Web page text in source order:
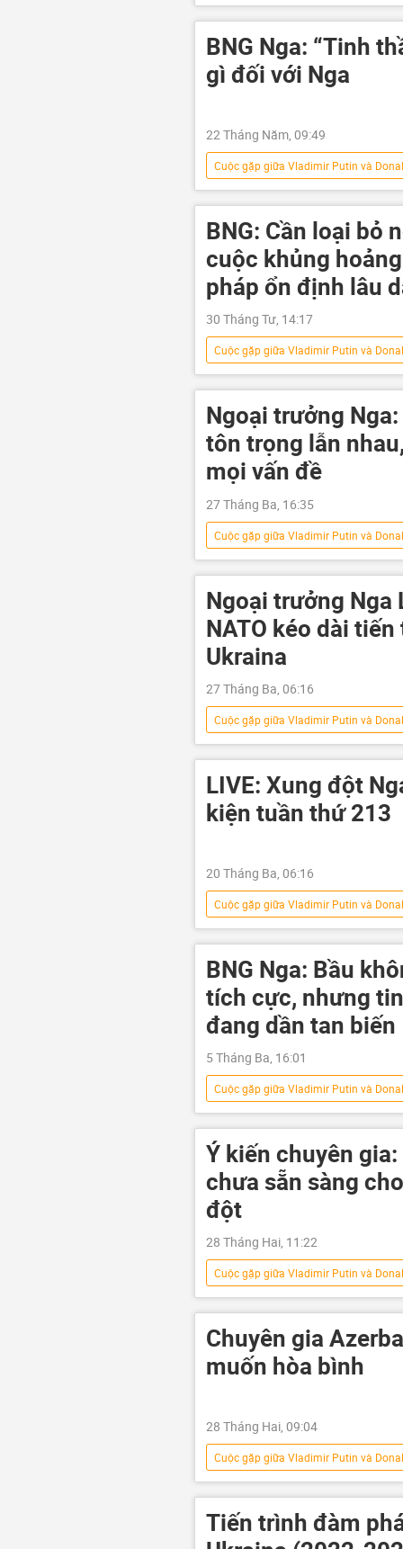
Thế giới
Nga
Alaska
xung đột
Cuộc khủng hoảng ở Ukraina
EU
BNG Nga: “Tinh
gì đối với Nga
22 Tháng Năm, 09:49
Cuộc gặp giữa Vladimir Putin và
Sergei Ryabkov
Hoa Kỳ
Vladimir Putin
Alaska
BNG: Cần loại bỏ
cuộc khủng
pháp ổn định lâu
30 Tháng Tư, 14:17
Cuộc gặp giữa Vladimir Putin và
Nga
Bộ Ngoại giao Nga
Cuộc khủng hoảng ở Ukraina
Hoa Kỳ
đàm phán
Ngoại trưởng
tôn trọng lẫn
mọi vấn đề
27 Tháng Ba, 16:35
Cuộc gặp giữa Vladimir Putin và
Hoa Kỳ
Donald Trump
Sergey Lavrov
Ngoại trưởng Nga
NATO kéo dài
Ukraina
27 Tháng Ba, 06:16
Cuộc gặp giữa Vladimir Putin và
Thế giới
Nga
EU
NATO Donald
LIVE: Xung đột
kiện tuần thứ 213
20 Tháng Ba, 06:16
Cuộc gặp giữa Vladimir Putin và
Đàm phán Nga-Ukraina tại Istanbul -
Quân đội Ukraina
Ukraina
Bộ Công thương Nga
Quân
Sáp nhập DNR, LNR, Zaporozhye và
Donetsk
BNG Nga: Bầu
tích cực, nhưng
đang dần tan biến
5 Tháng Ba, 16:01
Cuộc gặp giữa Vladimir Putin và
Thế giới
Chính trị
Cuộc khủng hoảng ở Ukraina
phương Tây
Vladimir Putin
Ý kiến chuyên
chưa sẵn sàng
đột
28 Tháng Hai, 11:22
Cuộc gặp giữa Vladimir Putin và
Cuộc khủng hoảng ở Ukraina
xung đột quân sự
xung đột
Yury Ushakov
Chiến dịch
Chuyên gia
muốn hòa bình
28 Tháng Hai, 09:04
Cuộc gặp giữa Vladimir Putin và
Chiến dịch quân sự đặc biệt tại
Cuộc khủng hoảng ở Ukraina
Vladimir Medinsky
Châu Âu
Tiến trình đàm